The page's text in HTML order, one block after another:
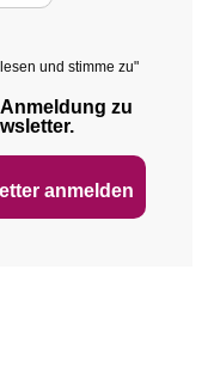
und stimme zu"
zu
anmelden